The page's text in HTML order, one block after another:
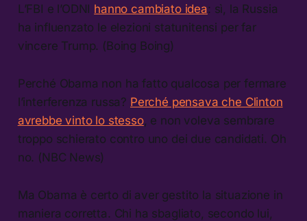
L’FBI e l’ODNI hanno cambiato idea: sì, la Russia
ha influenzato le elezioni statunitensi per far
vincere Trump. (Boing Boing)
Perché Obama non ha fatto qualcosa per fermare
l’interferenza russa? Perché pensava che Clinton
avrebbe vinto lo stesso, e non voleva sembrare
troppo schierato contro uno dei due candidati. Oh
no. (NBC News)
Ma Obama è certo di aver gestito la situazione in
maniera corretta. Chi ha sbagliato, secondo lui,